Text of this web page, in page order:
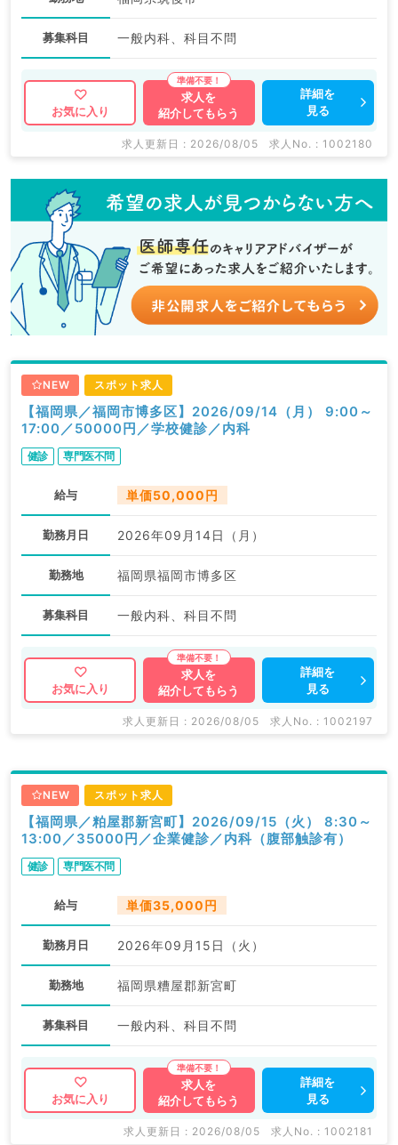
募集科目 一般内科、科目不問
お気に入り
求人を
紹介してもらう
詳細を
見る
求人更新日 : 2026/08/05 求人No. : 1002180
NEW スポット求人
【福岡県／福岡市博多区】2026/09/14（月） 9:00～
17:00／50000円／学校健診／内科
健診 専門医不問
給与 単価50,000円
勤務月日 2026年09月14日（月）
勤務地 福岡県福岡市博多区
募集科目 一般内科、科目不問
お気に入り
求人を
紹介してもらう
詳細を
見る
求人更新日 : 2026/08/05 求人No. : 1002197
NEW スポット求人
【福岡県／粕屋郡新宮町】2026/09/15（火） 8:30～
13:00／35000円／企業健診／内科（腹部触診有）
健診 専門医不問
給与 単価35,000円
勤務月日 2026年09月15日（火）
勤務地 福岡県糟屋郡新宮町
募集科目 一般内科、科目不問
お気に入り
求人を
紹介してもらう
詳細を
見る
求人更新日 : 2026/08/05 求人No. : 1002181